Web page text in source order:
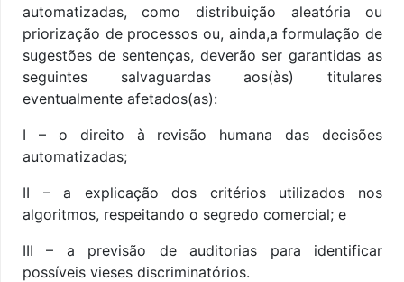
automatizadas, como distribuição aleatória ou
priorização de processos ou, ainda,a formulação de
sugestões de sentenças, deverão ser garantidas as
seguintes salvaguardas aos(às) titulares
eventualmente afetados(as):
I – o direito à revisão humana das decisões
automatizadas;
II – a explicação dos critérios utilizados nos
algoritmos, respeitando o segredo comercial; e
III – a previsão de auditorias para identificar
possíveis vieses discriminatórios.